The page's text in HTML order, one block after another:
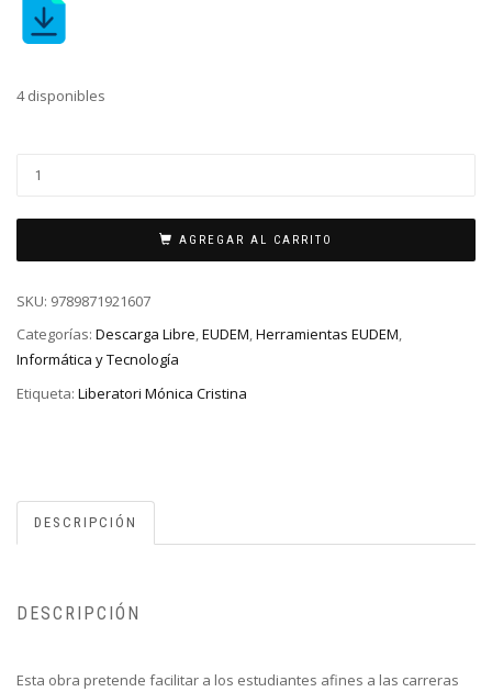
4 disponibles
AGREGAR AL CARRITO
SKU: 9789871921607
Categorías: Descarga Libre,EUDEM,Herramientas EUDEM,
Informática y Tecnología
Etiqueta: Liberatori Mónica Cristina
DESCRIPCIÓN
DESCRIPCIÓN
Esta obra pretende facilitar a los estudiantes afines a las carreras